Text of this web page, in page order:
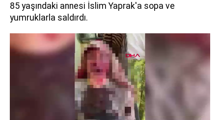
85 yaşındaki annesi İslim Yaprak'a sopa ve
yumruklarla saldırdı.